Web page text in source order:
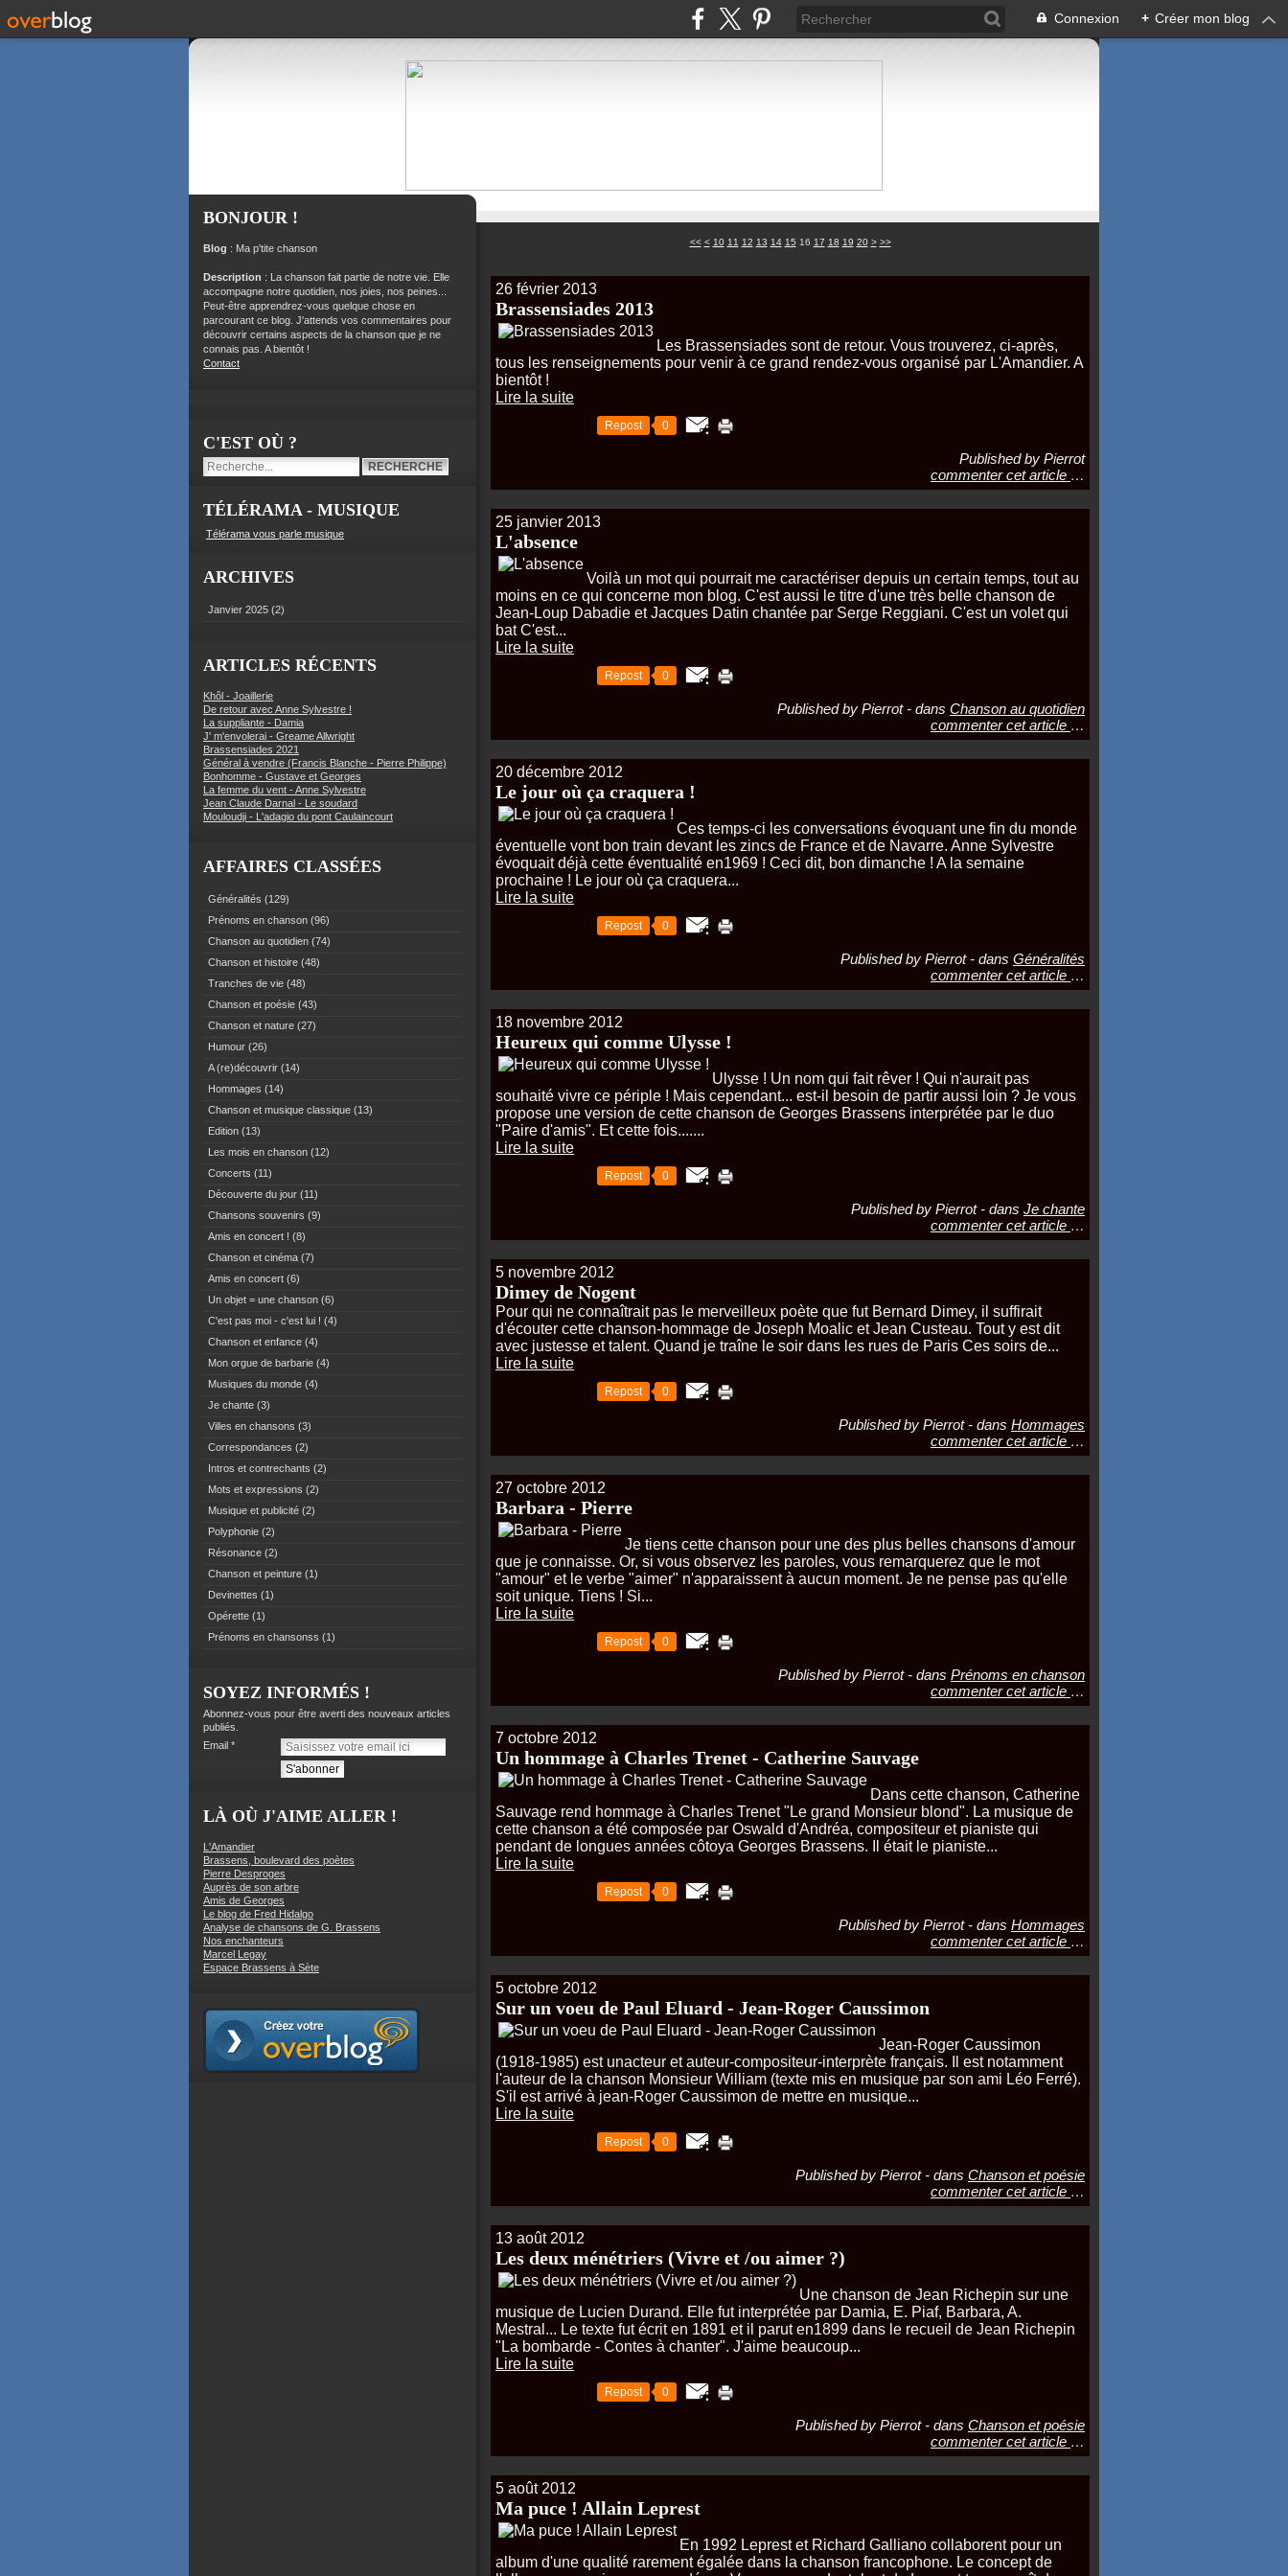
Connexion + Créer mon blog
BONJOUR !
Blog : Ma p'tite chanson
Description : La chanson fait partie de notre vie. Elle
accompagne notre quotidien, nos joies, nos peines...
Peut-être apprendrez-vous quelque chose en
parcourant ce blog. J'attends vos commentaires pour
découvrir certains aspects de la chanson que je ne
connais pas. A bientôt !
Contact
C'EST OÙ ?
TÉLÉRAMA - MUSIQUE
Télérama vous parle musique
ARCHIVES
Janvier 2025 (2)
ARTICLES RÉCENTS
Khôl - Joaillerie
De retour avec Anne Sylvestre !
La suppliante - Damia
J' m'envolerai - Greame Allwright
Brassensiades 2021
Général à vendre (Francis Blanche - Pierre Philippe)
Bonhomme - Gustave et Georges
La femme du vent - Anne Sylvestre
Jean Claude Darnal - Le soudard
Mouloudji - L'adagio du pont Caulaincourt
AFFAIRES CLASSÉES
Généralités (129)
Prénoms en chanson (96)
Chanson au quotidien (74)
Chanson et histoire (48)
Tranches de vie (48)
Chanson et poésie (43)
Chanson et nature (27)
Humour (26)
A (re)découvrir (14)
Hommages (14)
Chanson et musique classique (13)
Edition (13)
Les mois en chanson (12)
Concerts (11)
Découverte du jour (11)
Chansons souvenirs (9)
Amis en concert ! (8)
Chanson et cinéma (7)
Amis en concert (6)
Un objet = une chanson (6)
C'est pas moi - c'est lui ! (4)
Chanson et enfance (4)
Mon orgue de barbarie (4)
Musiques du monde (4)
Je chante (3)
Villes en chansons (3)
Correspondances (2)
Intros et contrechants (2)
Mots et expressions (2)
Musique et publicité (2)
Polyphonie (2)
Résonance (2)
Chanson et peinture (1)
Devinettes (1)
Opérette (1)
Prénoms en chansonss (1)
SOYEZ INFORMÉS !
Abonnez-vous pour être averti des nouveaux articles
publiés.
Email
LÀ OÙ J'AIME ALLER !
L'Amandier
Brassens, boulevard des poètes
Pierre Desproges
Auprès de son arbre
Amis de Georges
Le blog de Fred Hidalgo
Analyse de chansons de G. Brassens
Nos enchanteurs
Marcel Legay
Espace Brassens à Sète
<< < 10 11 12 13 14 15 16 17 18 19 20 30
40
50
60
70
> >>
26 février 2013
Brassensiades 2013
Les Brassensiades sont de retour. Vous trouverez, ci-après,
tous les renseignements pour venir à ce grand rendez-vous organisé par L'Amandier. A
bientôt !
Lire la suite
Repost 0
Published by Pierrot
commenter cet article …
25 janvier 2013
L'absence
Voilà un mot qui pourrait me caractériser depuis un certain temps, tout au
moins en ce qui concerne mon blog. C'est aussi le titre d'une très belle chanson de
Jean-Loup Dabadie et Jacques Datin chantée par Serge Reggiani. C'est un volet qui
bat C'est...
Lire la suite
Repost 0
Published by Pierrot - dans Chanson au quotidien
commenter cet article …
20 décembre 2012
Le jour où ça craquera !
Ces temps-ci les conversations évoquant une fin du monde
éventuelle vont bon train devant les zincs de France et de Navarre. Anne Sylvestre
évoquait déjà cette éventualité en1969 ! Ceci dit, bon dimanche ! A la semaine
prochaine ! Le jour où ça craquera...
Lire la suite
Repost 0
Published by Pierrot - dans Généralités
commenter cet article …
18 novembre 2012
Heureux qui comme Ulysse !
Ulysse ! Un nom qui fait rêver ! Qui n'aurait pas
souhaité vivre ce périple ! Mais cependant... est-il besoin de partir aussi loin ? Je vous
propose une version de cette chanson de Georges Brassens interprétée par le duo
"Paire d'amis". Et cette fois.......
Lire la suite
Repost 0
Published by Pierrot - dans Je chante
commenter cet article …
5 novembre 2012
Dimey de Nogent
Pour qui ne connaîtrait pas le merveilleux poète que fut Bernard Dimey, il suffirait
d'écouter cette chanson-hommage de Joseph Moalic et Jean Custeau. Tout y est dit
avec justesse et talent. Quand je traîne le soir dans les rues de Paris Ces soirs de...
Lire la suite
Repost 0
Published by Pierrot - dans Hommages
commenter cet article …
27 octobre 2012
Barbara - Pierre
Je tiens cette chanson pour une des plus belles chansons d'amour
que je connaisse. Or, si vous observez les paroles, vous remarquerez que le mot
"amour" et le verbe "aimer" n'apparaissent à aucun moment. Je ne pense pas qu'elle
soit unique. Tiens ! Si...
Lire la suite
Repost 0
Published by Pierrot - dans Prénoms en chanson
commenter cet article …
7 octobre 2012
Un hommage à Charles Trenet - Catherine Sauvage
Dans cette chanson, Catherine
Sauvage rend hommage à Charles Trenet "Le grand Monsieur blond". La musique de
cette chanson a été composée par Oswald d'Andréa, compositeur et pianiste qui
pendant de longues années côtoya Georges Brassens. Il était le pianiste...
Lire la suite
Repost 0
Published by Pierrot - dans Hommages
commenter cet article …
5 octobre 2012
Sur un voeu de Paul Eluard - Jean-Roger Caussimon
Jean-Roger Caussimon
(1918-1985) est unacteur et auteur-compositeur-interprète français. Il est notamment
l'auteur de la chanson Monsieur William (texte mis en musique par son ami Léo Ferré).
S'il est arrivé à jean-Roger Caussimon de mettre en musique...
Lire la suite
Repost 0
Published by Pierrot - dans Chanson et poésie
commenter cet article …
13 août 2012
Les deux ménétriers (Vivre et /ou aimer ?)
Une chanson de Jean Richepin sur une
musique de Lucien Durand. Elle fut interprétée par Damia, E. Piaf, Barbara, A.
Mestral... Le texte fut écrit en 1891 et il parut en1899 dans le recueil de Jean Richepin
"La bombarde - Contes à chanter". J'aime beaucoup...
Lire la suite
Repost 0
Published by Pierrot - dans Chanson et poésie
commenter cet article …
5 août 2012
Ma puce ! Allain Leprest
En 1992 Leprest et Richard Galliano collaborent pour un
album d'une qualité rarement égalée dans la chanson francophone. Le concept de